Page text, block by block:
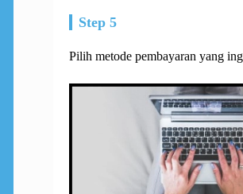
Step 5
Pilih metode pembayaran yang